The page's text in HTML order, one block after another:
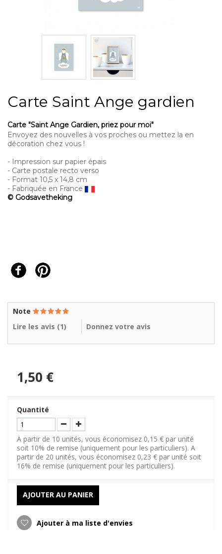
Carte Saint Ange gardien
Carte "Saint Ange Gardien, priez pour moi"
Envoyez des nouvelles à vos proches ou mettez la en
décoration chez vous !
- Impression sur papier épais
- Carte postale recto verso
- Format 10,5 x 14,8 cm
- Fabriquée en France
© Godsavetheking
Note
Lire les avis (1) Donnez votre avis
1,50 €
Quantité
A partir de 10 unités, vous économisez 0,15 € par unité
soit 10% de remise (uniquement pour les particuliers). A
partir de 20 unités, vous économisez 0,23 € par unité soit
16% de remise (uniquement pour les particuliers).
AJOUTER AU PANIER
Ajouter à ma liste d'envies